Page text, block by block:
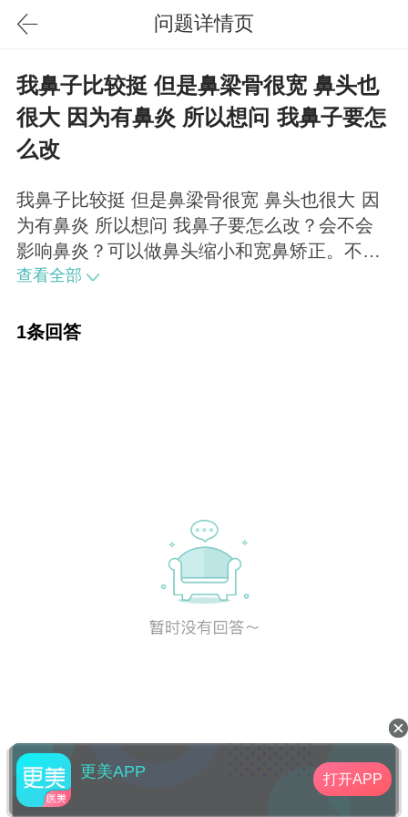
问题详情页
我鼻子比较挺 但是鼻梁骨很宽 鼻头也
很大 因为有鼻炎 所以想问 我鼻子要怎
么改
我鼻子比较挺 但是鼻梁骨很宽 鼻头也很大 因
为有鼻炎 所以想问 我鼻子要怎么改？会不会
影响鼻炎？可以做鼻头缩小和宽鼻矫正。不会
影响鼻炎。
查看全部
1条回答
更美APP 打开APP